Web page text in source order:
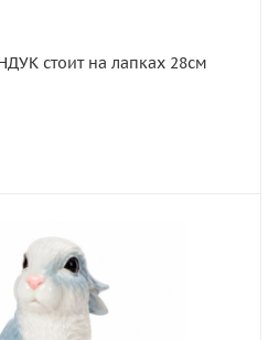
стоит на лапках 28см